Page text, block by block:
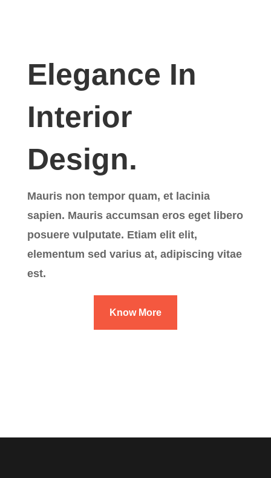
Elegance In
Interior
Design.
Mauris non tempor quam, et lacinia
sapien. Mauris accumsan eros eget libero
posuere vulputate. Etiam elit elit,
elementum sed varius at, adipiscing vitae
est.
Know More